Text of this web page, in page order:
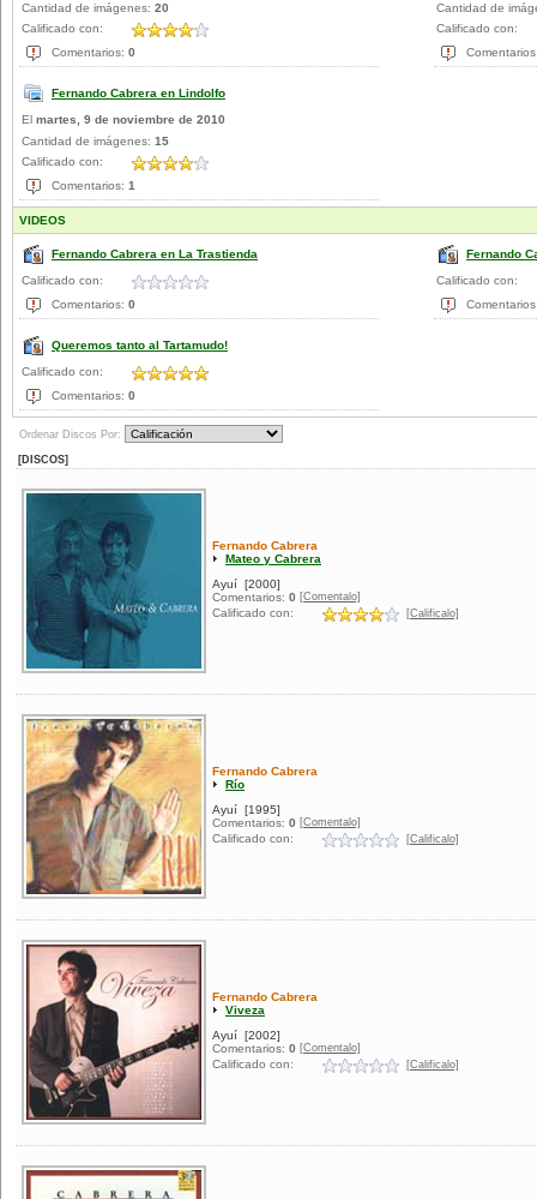
Cantidad de imágenes: 20
Calificado con:
Comentarios: 0
Cantidad de
Calificado con:
Fernando Cabrera en Lindolfo
El martes, 9 de noviembre de 2010
Cantidad de imágenes: 15
Calificado con:
Comentarios: 1
VIDEOS
Fernando Cabrera en La Trastienda
Calificado con:
Comentarios: 0
Fernando
Calificado con:
Queremos tanto al Tartamudo!
Calificado con:
Comentarios: 0
Ordenar Discos Por:
[DISCOS]
Fernando Cabrera
Mateo y Cabrera
Ayuí [2000]
Comentarios: 0 [Comentalo]
Calificado con: [Calificalo]
Fernando Cabrera
Río
Ayuí [1995]
Comentarios: 0 [Comentalo]
Calificado con: [Calificalo]
Fernando Cabrera
Viveza
Ayuí [2002]
Comentarios: 0 [Comentalo]
Calificado con: [Calificalo]